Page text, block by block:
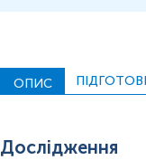
тримається близько
незначною
ОПИС
Дослідження